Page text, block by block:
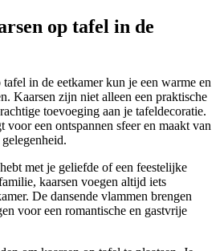
op tafel in de
in de eetkamer kun je een warme en
Kaarsen zijn niet alleen een praktische
toevoeging aan je tafeldecoratie.
voor een ontspannen sfeer en maakt van
met je geliefde of een feestelijke
kaarsen voegen altijd iets
De dansende vlammen brengen
voor een romantische en gastvrije